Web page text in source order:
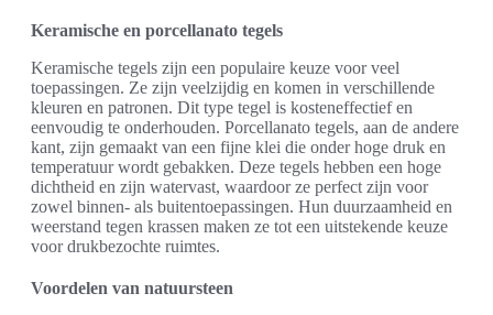
Keramische en porcellanato tegels
Keramische tegels zijn een populaire keuze voor veel
toepassingen. Ze zijn veelzijdig en komen in verschillende
kleuren en patronen. Dit type tegel is kosteneffectief en
eenvoudig te onderhouden. Porcellanato tegels, aan de andere
kant, zijn gemaakt van een fijne klei die onder hoge druk en
temperatuur wordt gebakken. Deze tegels hebben een hoge
dichtheid en zijn watervast, waardoor ze perfect zijn voor
zowel binnen- als buitentoepassingen. Hun duurzaamheid en
weerstand tegen krassen maken ze tot een uitstekende keuze
voor drukbezochte ruimtes.
Voordelen van natuursteen